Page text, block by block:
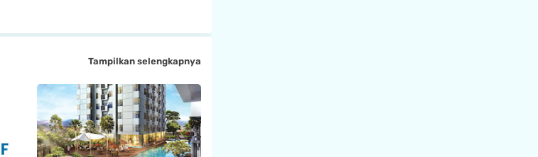
Tampilkan selengkapnya